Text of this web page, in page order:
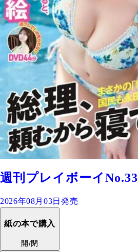
週刊プレイボーイNo.33
2026年08月03日発売
紙の本で購入
開/閉